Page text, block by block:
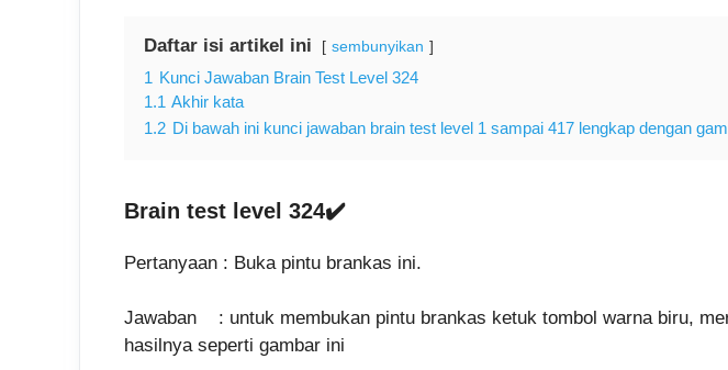
Daftar isi artikel ini sembunyikan
1 Kunci Jawaban Brain Test Level 324
1.1 Akhir kata
1.2 Di bawah ini kunci jawaban brain test level 1 sampai 417 lengkap dengan
Brain test level 324✔️
Pertanyaan : Buka pintu brankas ini.
Jawaban : untuk membukan pintu brankas ketuk tombol warna biru,
hasilnya seperti gambar ini